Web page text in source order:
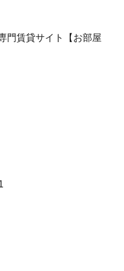
門賃貸サイト【お部屋